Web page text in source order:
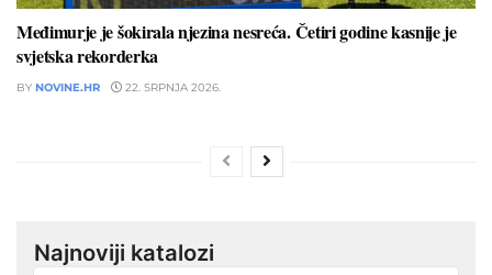
Međimurje je šokirala njezina nesreća. Četiri godine kasnije je
svjetska rekorderka
BY NOVINE.HR 22. SRPNJA 2026.